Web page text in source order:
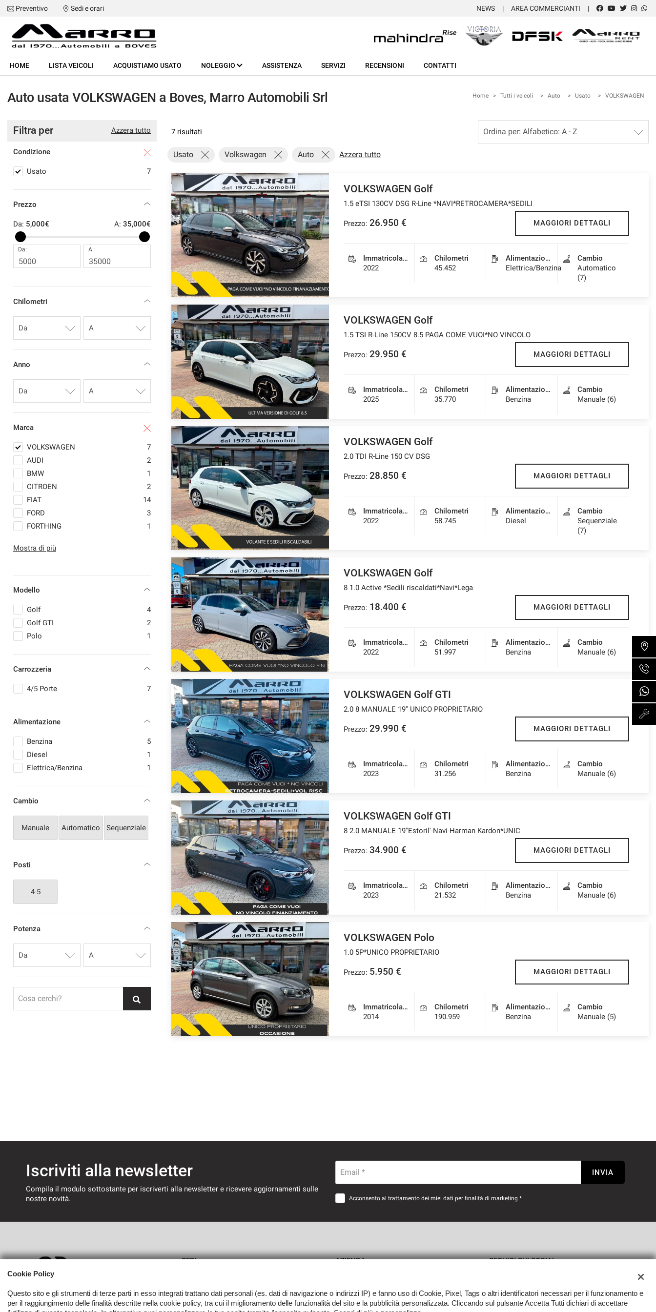
HOME
LISTA VEICOLI
ACQUISTIAMO USATO
NOLEGGIO
ASSISTENZA
RECENSIONI
CONTATTI
NEWS
Preventivo Sedi e orari NEWS AREA COMMERCIANTI
HOME LISTA VEICOLI ACQUISTIAMO USATO NOLEGGIO ASSISTENZA SERVIZI RECENSIONI CONTATTI
Auto usata VOLKSWAGEN a Boves, Marro Automobili Srl Home > Tutti i veicoli > Auto > Usato > VOLKSWAGEN
Azzera tutto
Filtra per
Condizione
Usato 7
Prezzo
Da: 5,000€ A: 35,000€
Da: A:
Chilometri
Anno
Marca
VOLKSWAGEN
7
AUDI
2
BMW
1
CITROEN
2
FIAT
14
FORD
3
FORTHING
1
JEEP
MERCEDES-BENZ
2
MINI
4
NISSAN
3
OPEL
1
SKODA
1
SSANGYONG
1
Mostra di più
Modello
Golf
4
Golf GTI
2
Polo
1
Carrozzeria
4/5 Porte 7
Alimentazione
Benzina
5
Diesel
1
Elettrica/Benzina
1
Cambio
Manuale Automatico Sequenziale
Posti
4-5
Potenza
Cosa cerchi?
7 risultati
Usato Volkswagen Auto Azzera tutto
VOLKSWAGEN Golf
1.5 eTSI 130CV DSG R-Line *NAVI*RETROCAMERA*SEDILI
Prezzo: 26.950 € MAGGIORI DETTAGLI
Immatricolazione
2022
Chilometri
45.452
Alimentazione
Elettrica/Benzina
Cambio
Automatico
(7)
VOLKSWAGEN Golf
1.5 TSI R-Line 150CV 8.5 PAGA COME VUOI*NO VINCOLO
Prezzo: 29.950 € MAGGIORI DETTAGLI
Immatricolazione
2025
Chilometri
35.770
Alimentazione
Benzina
Cambio
Manuale (6)
VOLKSWAGEN Golf
2.0 TDI R-Line 150 CV DSG
Prezzo: 28.850 € MAGGIORI DETTAGLI
Immatricolazione
2022
Chilometri
58.745
Alimentazione
Diesel
Cambio
Sequenziale
(7)
VOLKSWAGEN Golf
8 1.0 Active *Sedili riscaldati*Navi*Lega
Prezzo: 18.400 € MAGGIORI DETTAGLI
Immatricolazione
2022
Chilometri
51.997
Alimentazione
Benzina
Cambio
Manuale (6)
VOLKSWAGEN Golf GTI
2.0 8 MANUALE 19'' UNICO PROPRIETARIO
Prezzo: 29.990 € MAGGIORI DETTAGLI
Immatricolazione
2023
Chilometri
31.256
Alimentazione
Benzina
Cambio
Manuale (6)
VOLKSWAGEN Golf GTI
8 2.0 MANUALE 19''Estoril'-Navi-Harman Kardon*UNIC
Prezzo: 34.900 € MAGGIORI DETTAGLI
Immatricolazione
2023
Chilometri
21.532
Alimentazione
Benzina
Cambio
Manuale (6)
VOLKSWAGEN Polo
1.0 5P*UNICO PROPRIETARIO
Prezzo: 5.950 € MAGGIORI DETTAGLI
Immatricolazione
2014
Chilometri
190.959
Alimentazione
Benzina
Cambio
Manuale (5)
Iscriviti alla newsletter
Compila il modulo sottostante per iscriverti alla newsletter e ricevere aggiornamenti sulle
nostre novità.
Email * INVIA
Acconsento al trattamento dei miei dati per finalità di marketing *
SEDI AZIENDA SEGUICI SUI SOCIAL
Cookie Policy
Questo sito e gli strumenti di terze parti in esso integrati trattano dati personali (es. dati di navigazione o indirizzi IP) e fanno uso di Cookie, Pixel, Tags o altri identificatori necessari per il funzionamento e
per il raggiungimento delle finalità descritte nella cookie policy, tra cui il miglioramento delle funzionalità del sito e la pubblicità personalizzata. Cliccando sul pulsante Accetta Tutti dichiari di accettare